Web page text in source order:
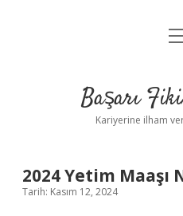
Yasal
Başarı
Kariyerine ilham
2024 Yetim Maaşı
Tarih: Kasım 12, 2024